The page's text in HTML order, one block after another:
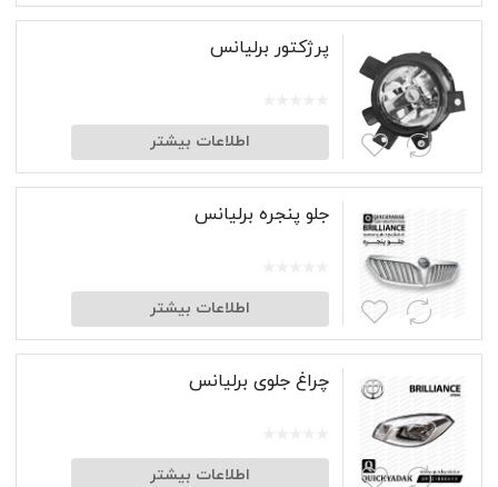
پرژکتور برلیانس
اطلاعات بیشتر
جلو پنجره برلیانس
اطلاعات بیشتر
چراغ جلوی برلیانس
اطلاعات بیشتر